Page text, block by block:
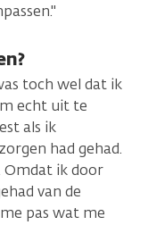
toch wel dat ik
echt uit te
als ik
had gehad.
Omdat ik door
van de
pas wat me